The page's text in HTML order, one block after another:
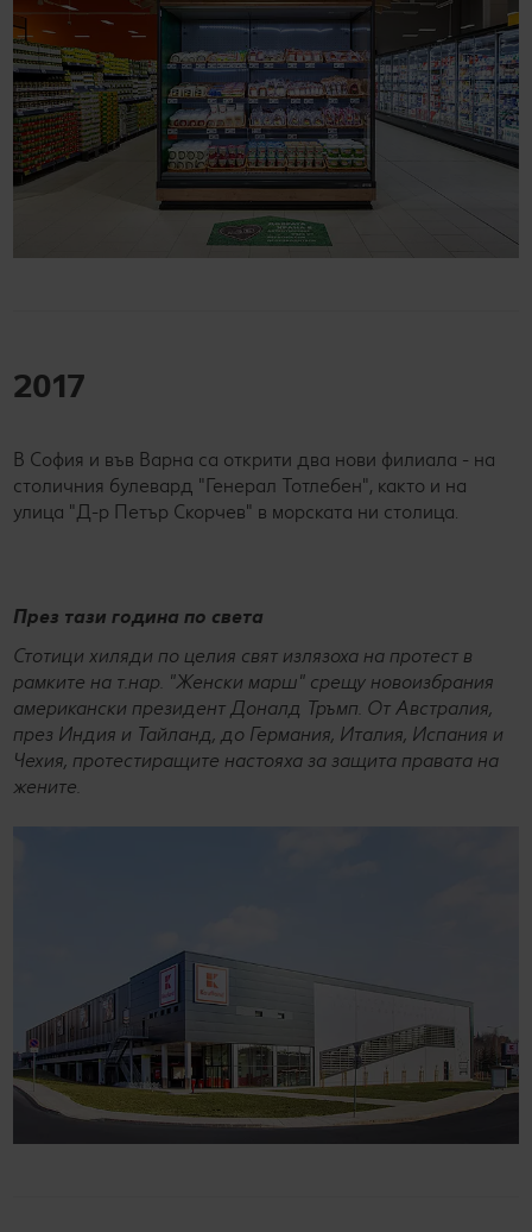
2017
В София и във Варна са открити два нови филиала - на
столичния булевард "Генерал Тотлебен", както и на
улица "Д-р Петър Скорчев" в морската ни столица.
През тази година по света
Стотици хиляди по целия свят излязоха на протест в
рамките на т.нар. "Женски марш" срещу новоизбрания
американски президент Доналд Тръмп. От Австралия,
през Индия и Тайланд, до Германия, Италия, Испания и
Чехия, протестиращите настояха за защита правата на
жените.